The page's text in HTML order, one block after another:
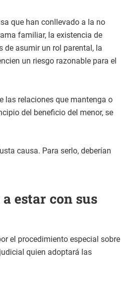
que han conllevado a la no
familiar, la existencia de
de asumir un rol parental, la
un riesgo razonable para el
las relaciones que mantenga o
del beneficio del menor, se
causa. Para serlo, deberían
estar con sus
el procedimiento especial sobre
quien adoptará las